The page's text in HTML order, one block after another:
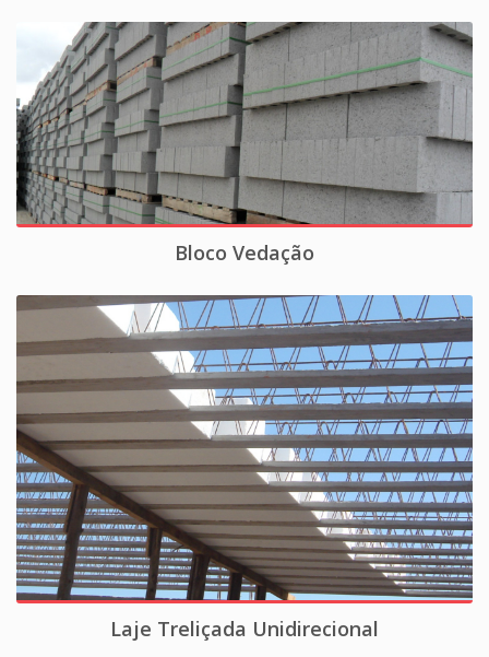
Bloco Vedação
Laje Treliçada Unidirecional